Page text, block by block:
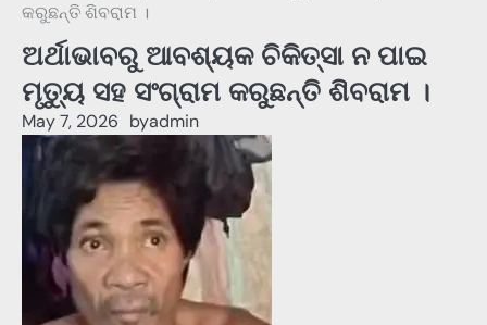
କରୁଛନ୍ତି ଶିବରାମ ।
ଅର୍ଥାଭାବରୁ ଆବଶ୍ୟକ ଚିକିତ୍ସା ନ ପାଇ
ମୃତ୍ୟୁ ସହ ସଂଗ୍ରାମ କରୁଛନ୍ତି ଶିବରାମ ।
May 7, 2026 byadmin